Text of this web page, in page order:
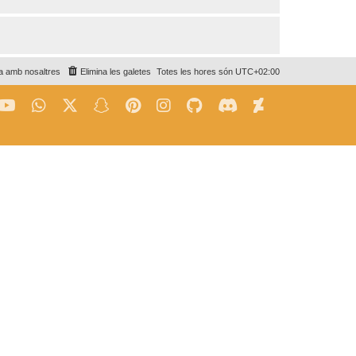
Totes les hores són UTC+02:00
Elimina les galetes
amb nosaltres